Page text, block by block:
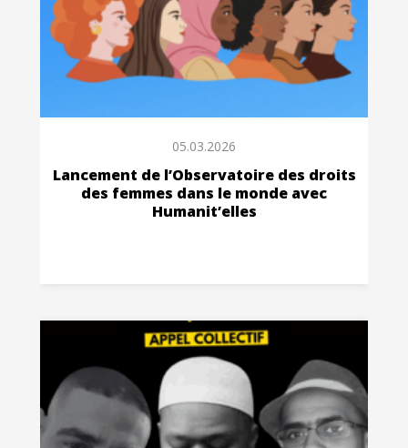
05.03.2026
Lancement de l’Observatoire des droits
des femmes dans le monde avec
Humanit’elles